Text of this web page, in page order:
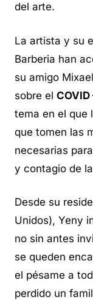
del arte.
La artista y su
Barberia han
su amigo
sobre el COVID
tema en el que
que tomen las
necesarias
y contagio de
Desde su
Unidos), Yeny
no sin antes
se queden
el pésame a
perdido un